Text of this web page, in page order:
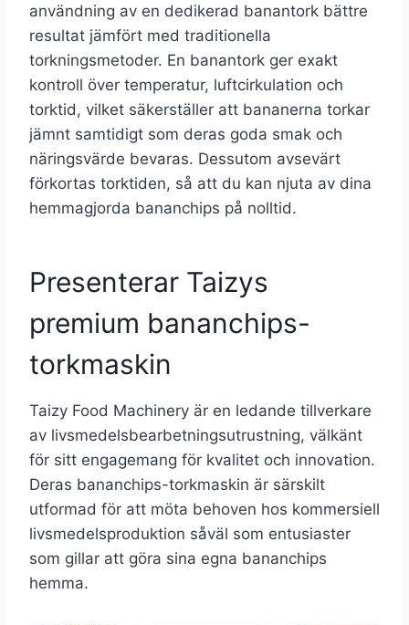
användning av en dedikerad banantork bättre
resultat jämfört med traditionella
torkningsmetoder. En banantork ger exakt
kontroll över temperatur, luftcirkulation och
torktid, vilket säkerställer att bananerna torkar
jämnt samtidigt som deras goda smak och
näringsvärde bevaras. Dessutom avsevärt
förkortas torktiden, så att du kan njuta av dina
hemmagjorda bananchips på nolltid.
Presenterar Taizys
premium bananchips-
torkmaskin
Taizy Food Machinery är en ledande tillverkare
av livsmedelsbearbetningsutrustning, välkänt
för sitt engagemang för kvalitet och innovation.
Deras bananchips-torkmaskin är särskilt
utformad för att möta behoven hos kommersiell
livsmedelsproduktion såväl som entusiaster
som gillar att göra sina egna bananchips
hemma.